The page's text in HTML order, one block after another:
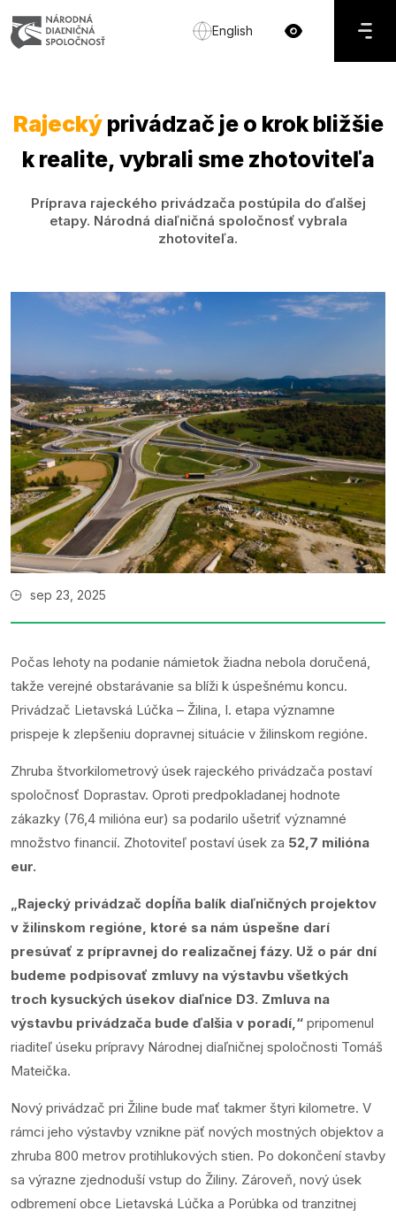
English
Rajeckýprivádzač je o krok bližšie
k realite, vybrali sme zhotoviteľa
Príprava rajeckého privádzača postúpila do ďalšej
etapy. Národná diaľničná spoločnosť vybrala
zhotoviteľa.
sep 23, 2025
Počas lehoty na podanie námietok žiadna nebola doručená,
takže verejné obstarávanie sa blíži k úspešnému koncu.
Privádzač Lietavská Lúčka – Žilina, I. etapa významne
prispeje k zlepšeniu dopravnej situácie v žilinskom regióne.
Zhruba štvorkilometrový úsek rajeckého privádzača postaví
spoločnosť Doprastav. Oproti predpokladanej hodnote
zákazky (76,4 milióna eur) sa podarilo ušetriť významné
množstvo financií. Zhotoviteľ postaví úsek za 52,7 milióna
eur.
„Rajecký privádzač dopĺňa balík diaľničných projektov
v žilinskom regióne, ktoré sa nám úspešne darí
presúvať z prípravnej do realizačnej fázy. Už o pár dní
budeme podpisovať zmluvy na výstavbu všetkých
troch kysuckých úsekov diaľnice D3. Zmluva na
výstavbu privádzača bude ďalšia v poradí,“ pripomenul
riaditeľ úseku prípravy Národnej diaľničnej spoločnosti Tomáš
Mateička.
Nový privádzač pri Žiline bude mať takmer štyri kilometre. V
rámci jeho výstavby vznikne päť nových mostných objektov a
zhruba 800 metrov protihlukových stien. Po dokončení stavby
sa výrazne zjednoduší vstup do Žiliny. Zároveň, nový úsek
odbremení obce Lietavská Lúčka a Porúbka od tranzitnej